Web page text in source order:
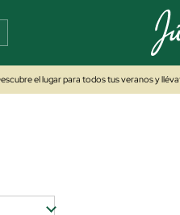
el lugar para todos tus veranos y